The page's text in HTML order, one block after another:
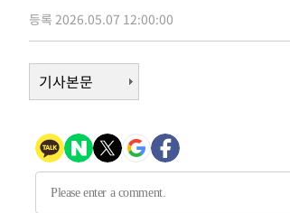
1시간 전 >손흥민, 5경기 연속골 실패…LAFC는
-24743초 전 >
'월드컵 탈락 후폭풍' 축구협회
합)
-24179초 전 >[속보] 뉴욕증시, 혼조 출발…나
-22972초 전 >축구협회, 15년 전 심판 성 접대 파
-21657초 전 >경찰, '홍명보는 2순위' 결론냈던
등록 2026.05.07 12:00:00
기사본문